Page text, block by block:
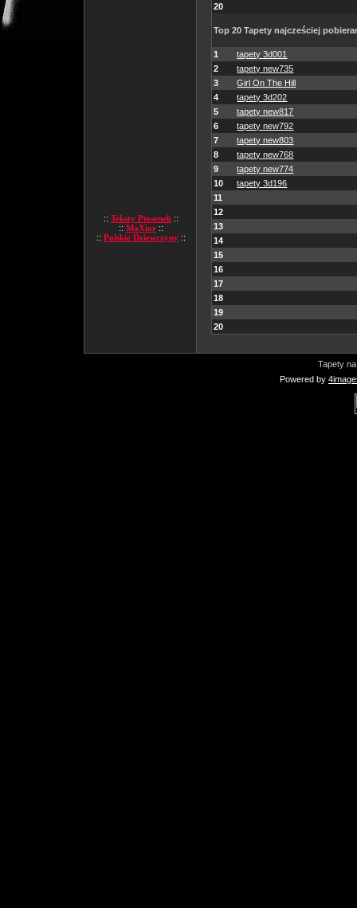
:: Teksty Piosenek ::
:: MaXior ::
:: Polskie Dziewczyny ::
20
Top 20 Tapety najcześciej
1
tapety 3d001
2
tapety new735
3
Girl On The Hill
4
tapety 3d202
5
tapety new817
6
tapety new792
7
tapety new803
8
tapety new768
9
tapety new774
10
tapety 3d196
11
12
13
14
15
16
17
18
19
20
Tapety
Powered by